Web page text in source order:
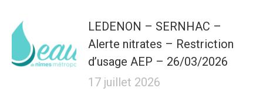
LEDENON – SERNHAC –
Alerte nitrates – Restriction
d’usage AEP – 26/03/2026
17 juillet 2026